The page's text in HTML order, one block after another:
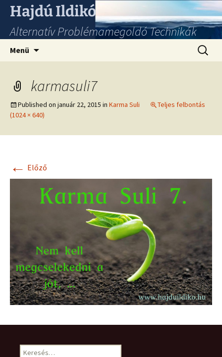
Hajdú Ildikó
Alternatív Problémamegoldó Technikák
Menü
karmasuli7
Published on január 22, 2015 in Karma Suli
Teljes felbontás
(1024 × 640)
← Előző
Keresés: